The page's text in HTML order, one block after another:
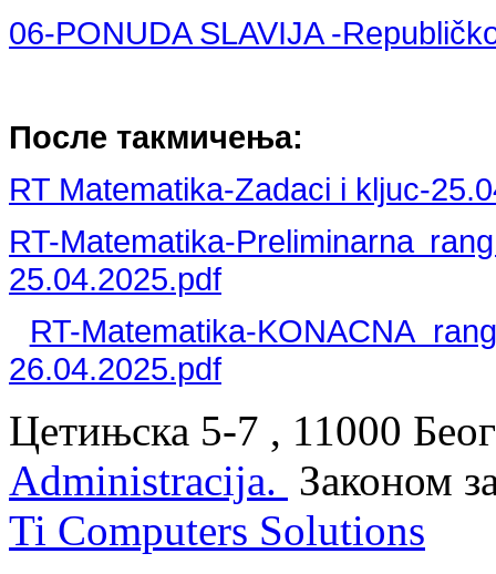
06-PONUDA SLAVIJA -
После такмичења:
RT Matematika-Zadaci i kljuc-
RT-Matematika-Preliminarna
25.04.2025.pdf
RT-Matematika-KONACNA
26.04.2025.pdf
Цетињска 5-7 , 11000
Administracija. Законом
Ti Computers Solutions